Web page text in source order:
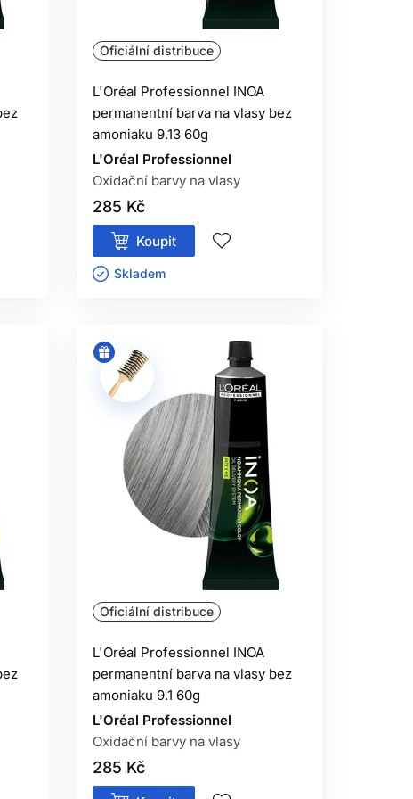
látky.
Oficiální distribuce
L'Oréal Professionnel INOA
permanentní barva na vlasy bez
amoniaku 9.13 60g
L'Oréal Professionnel
Oxidační barvy na vlasy
285 Kč
Koupit
Skladem ㅤ
Oficiální distribuce
L'Oréal Professionnel INOA
permanentní barva na vlasy bez
amoniaku 9.1 60g
L'Oréal Professionnel
Oxidační barvy na vlasy
285 Kč